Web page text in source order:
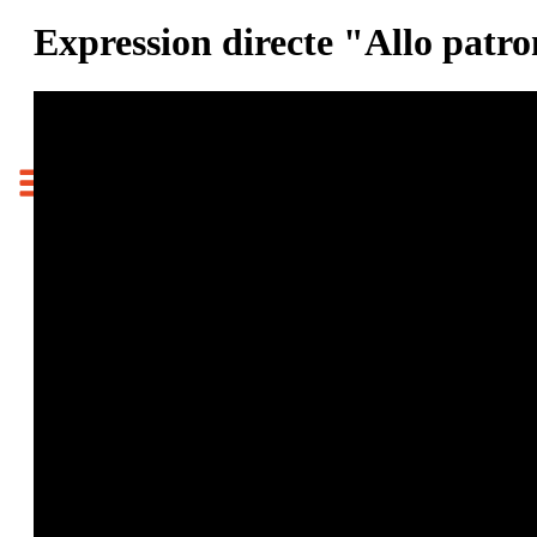
Expression directe "Allo